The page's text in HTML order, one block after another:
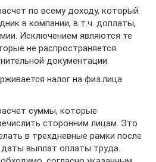
по всему доходу, который
в компании, в т.ч. доплаты,
Исключением являются те
не распространяется
документации.
налог на физ.лица
суммы, которые
сторонним лицам. Это
в трехдневные рамки после
выплат оплаты труда.